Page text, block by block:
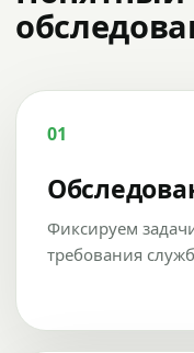
01
Фиксируем
требования